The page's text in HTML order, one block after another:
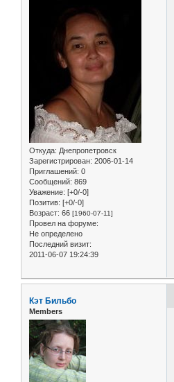
Откуда: Днепропетровск
Зарегистрирован: 2006-01-14
Приглашений: 0
Сообщений: 869
Уважение: [+0/-0]
Позитив: [+0/-0]
Возраст: 66 [1960-07-11]
Провел на форуме:
Не определено
Последний визит:
2011-06-07 19:24:39
Кэт Бильбо
Members